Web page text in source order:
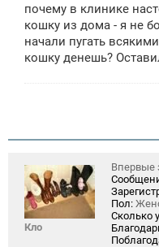
щ
н
и
почему в клинике
кошку из дома - я не
начали пугать
кошку денешь?
Кло
Впервые
Пол:
Сколько